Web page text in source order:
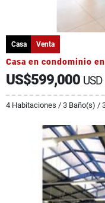
Casa Venta
Casa en condominio
US$599,000 USD
4 Habitaciones / 3 Baño(s) /